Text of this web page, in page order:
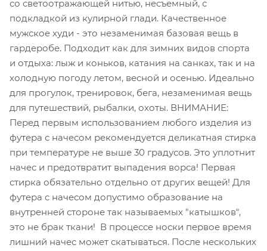
со светоотражающей нитью, несъемный, с
подкладкой из кулирной глади. Качественное
мужское худи - это незаменимая базовая вещь в
гардеробе. Подходит как для зимних видов спорта
и отдыха: лыж и коньков, катания на санках, так и на
холодную погоду летом, весной и осенью. Идеально
для прогулок, тренировок, бега, незаменимая вещь
для путешествий, рыбалки, охоты. ВНИМАНИЕ:
Перед первым использованием любого изделия из
футера с начесом рекомендуется деликатная стирка
при температуре не выше 30 градусов. Это уплотнит
начес и предотвратит выпадения ворса! Первая
стирка обязательно отдельно от других вещей! Для
футера с начесом допустимо образование на
внутренней стороне так называемых "катышков",
это не брак ткани! В процессе носки первое время
лишний начес может скатываться. После нескольких